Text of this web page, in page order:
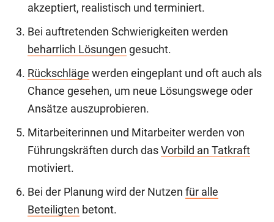
akzeptiert, realistisch und terminiert.
Bei auftretenden Schwierigkeiten werden
beharrlich Lösungen gesucht.
Rückschläge werden eingeplant und oft auch als
Chance gesehen, um neue Lösungswege oder
Ansätze auszuprobieren.
Mitarbeiterinnen und Mitarbeiter werden von
Führungskräften durch das Vorbild an Tatkraft
motiviert.
Bei der Planung wird der Nutzen für alle
Beteiligten betont.